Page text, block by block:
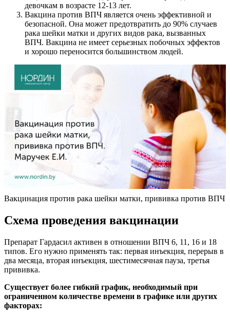
девочкам в возрасте 12-13 лет.
Вакцина против ВПЧ является очень эффективной и
безопасной. Она может предотвратить до 90% случаев
рака шейки матки и других видов рака, вызванных
ВПЧ. Вакцина не имеет серьезных побочных эффектов
и хорошо переносится большинством людей.
Вакцинация против рака шейки матки, прививка против ВПЧ
Схема проведения вакцинации
Препарат Гардасил активен в отношении ВПЧ 6, 11, 16 и 18
типов. Его нужно применять так: первая инъекция, перерыв в
два месяца, вторая инъекция, шестимесячная пауза, третья
прививка.
Существует более гибкий график, необходимый при
ограниченном количестве времени в графике или других
факторах: